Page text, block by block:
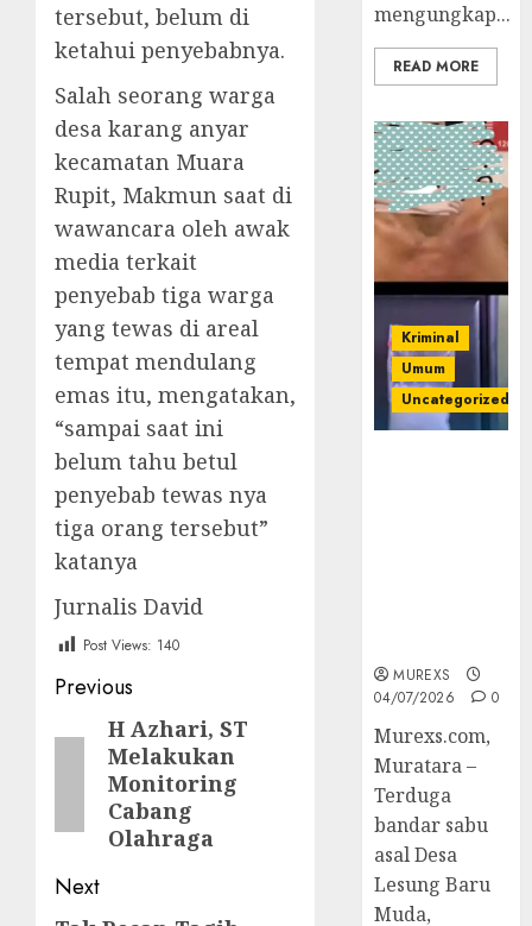
tersebut, belum di
ketahui penyebabnya.
Salah seorang warga
desa karang anyar
kecamatan Muara
Rupit, Makmun saat di
wawancara oleh awak
media terkait
penyebab tiga warga
yang tewas di areal
tempat mendulang
emas itu, mengatakan,
“sampai saat ini
belum tahu betul
penyebab tewas nya
tiga orang tersebut”
katanya
Jurnalis David
Post Views: 140
Post
navigation
Previous
PreviousH Azhari, ST
Melakukan
Monitoring
Cabang
Olahraga
Next
mengungkap...
READ MORE
Kriminal
Umum
Uncategorized
MUREXS
04/07/2026
0
Murexs.com,
Muratara –
Terduga
bandar sabu
asal Desa
Lesung Baru
Muda,